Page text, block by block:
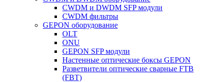
CWDM и DWDM SFP модули
CWDM фильтры
GEPON оборудование
OLT
ONU
GEPON SFP модули
Настенные оптические боксы GEPON
Разветвители оптические сварные FTB
(FBT)